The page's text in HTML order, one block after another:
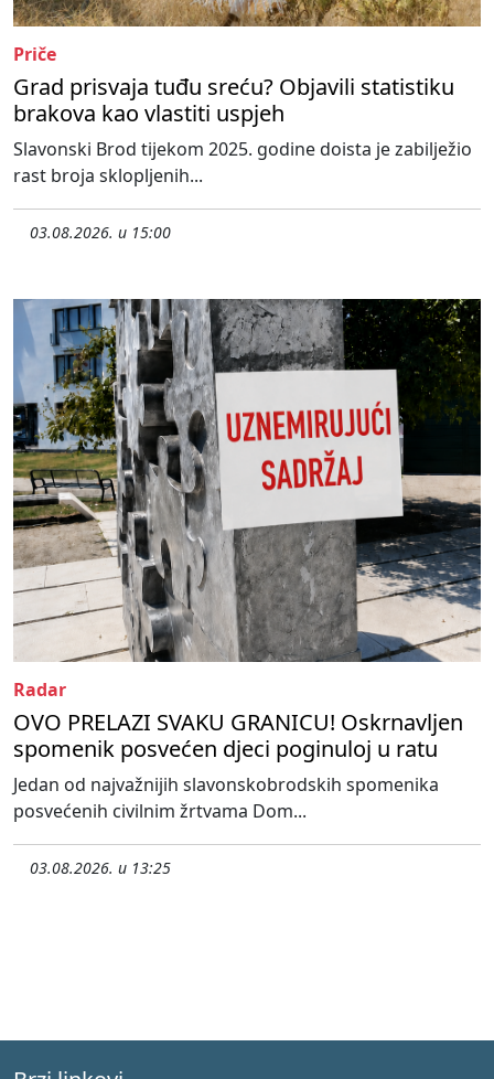
Priče
Grad prisvaja tuđu sreću? Objavili statistiku
brakova kao vlastiti uspjeh
Slavonski Brod tijekom 2025. godine doista je zabilježio
rast broja sklopljenih...
03.08.2026. u 15:00
Radar
OVO PRELAZI SVAKU GRANICU! Oskrnavljen
spomenik posvećen djeci poginuloj u ratu
Jedan od najvažnijih slavonskobrodskih spomenika
posvećenih civilnim žrtvama Dom...
03.08.2026. u 13:25